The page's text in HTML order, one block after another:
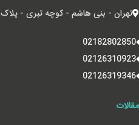
تهران - بنی هاشم - کوچه تبری - پلاک‌۲
02182802850
02126310923
02126319346
مقالات